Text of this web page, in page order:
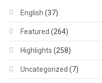
English (37)
Featured (264)
Highlights (258)
Uncategorized (7)